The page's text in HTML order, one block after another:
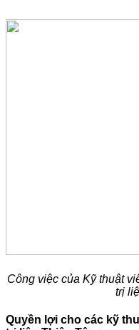
Công việc của Kỹ thuật
trị
Quyền lợi cho các kỹ